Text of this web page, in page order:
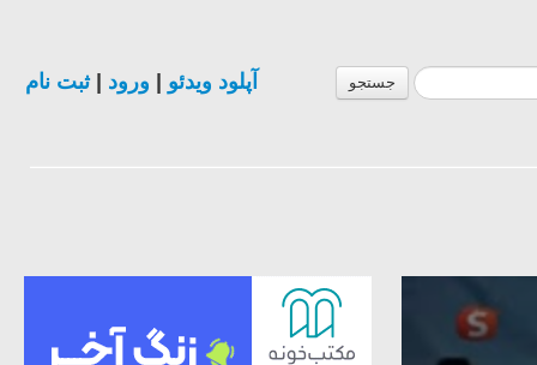
جستجو آپلود ویدئو ورود |ثبت نام